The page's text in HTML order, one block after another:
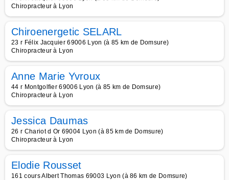
Chiropracteur à Lyon
Chiroenergetic SELARL
23 r Félix Jacquier 69006 Lyon (à 85 km de Domsure)
Chiropracteur à Lyon
Anne Marie Yvroux
44 r Montgolfier 69006 Lyon (à 85 km de Domsure)
Chiropracteur à Lyon
Jessica Daumas
26 r Chariot d Or 69004 Lyon (à 85 km de Domsure)
Chiropracteur à Lyon
Elodie Rousset
161 cours Albert Thomas 69003 Lyon (à 86 km de Domsure)